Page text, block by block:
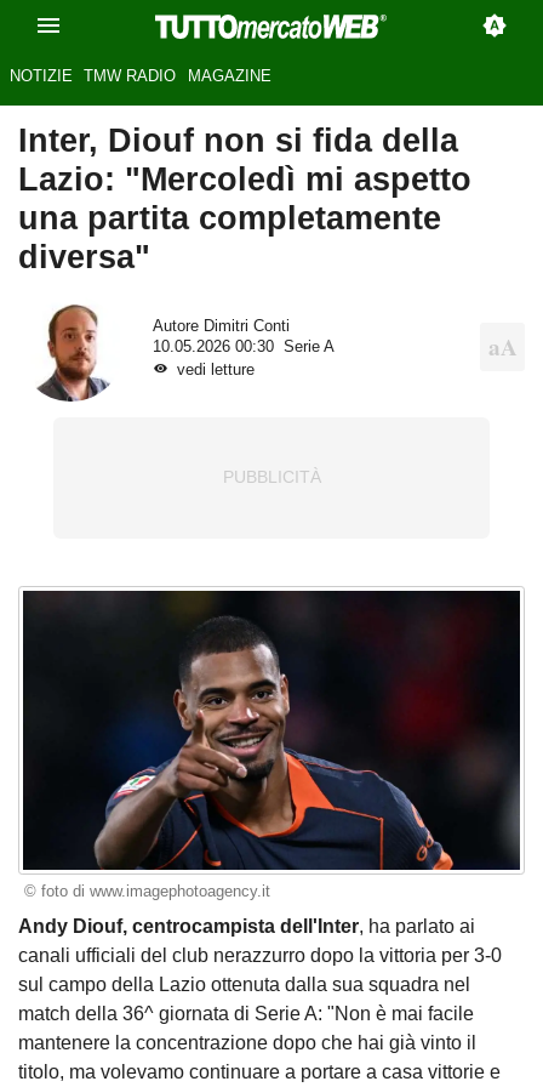
NOTIZIE TMW RADIO MAGAZINE
Inter, Diouf non si fida della
Lazio: "Mercoledì mi aspetto
una partita completamente
diversa"
Autore Dimitri Conti
10.05.2026 00:30
Serie A
vedi letture
© foto di www.imagephotoagency.it
Andy Diouf, centrocampista dell'Inter, ha parlato ai
canali ufficiali del club nerazzurro dopo la vittoria per 3-0
sul campo della Lazio ottenuta dalla sua squadra nel
match della 36^ giornata di Serie A: "Non è mai facile
mantenere la concentrazione dopo che hai già vinto il
titolo, ma volevamo continuare a portare a casa vittorie e